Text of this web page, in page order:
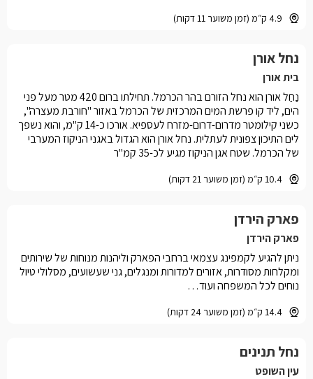
4.9 ק״מ (זמן משוער 11 דקות)
נחל אורן
בית אורן
10.4 ק״מ (זמן משוער 21 דקות)
נַחַל אורן הוא נחל הזורם בהר הכרמל. תחילתו ברום 420 מטר מעל פני
הים, ליד קו פרשת המים המרכזית של הכרמל באזור "חורבת מעצרה",
כשני קילומטר מדרום-דרום-מזרח לעספיא. אורכו כ-14 ק"מ, והוא נשפך
לים התיכון צפונית לעתלית. נחל אורן הוא הגדול באגני הניקוז המערבי
של הכרמל. שטח אגן הניקוז מגיע לכ-35 קמ"ר
פארק הירדן
פארק הירדן
14.4 ק״מ (זמן משוער 24 דקות)
ניתן להגיע לקמפינג עצמאי ברחבי הפארק וליהנות מנוחות של שירותים
ומקלחות מסודרות, אזורים למדורות ומנגלים, גני שעשועים, מסלולי טיול
נוחים לכל המשפחה ועוד…
נחל תנינים
עין השופט